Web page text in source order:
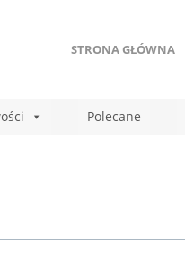
STRONA GŁÓWNA
Polecane